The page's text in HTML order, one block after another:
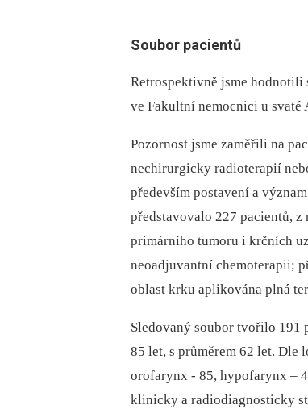
Soubor pacientů
Retrospektivně jsme hodnotili
ve Fakultní nemocnici u svaté
Pozornost jsme zaměřili na
nechirurgicky radioterapií
především postavení a
představovalo 227 pacientů,
primárního tumoru i krčních
neoadjuvantní chemoterapii;
oblast krku aplikována plná
Sledovaný soubor tvořilo 191
85 let, s průměrem 62 let.
orofarynx -⁠ 85, hypofarynx –⁠
klinicky a radiodiagnosticky